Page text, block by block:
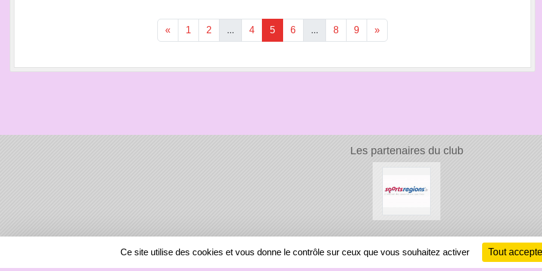
« 1 2 ... 4 5 6 ... 8 9 »
Les partenaires du club
REGIONS
Ce site utilise des cookies et vous donne le contrôle sur ceux que vous souhaitez activer Tout